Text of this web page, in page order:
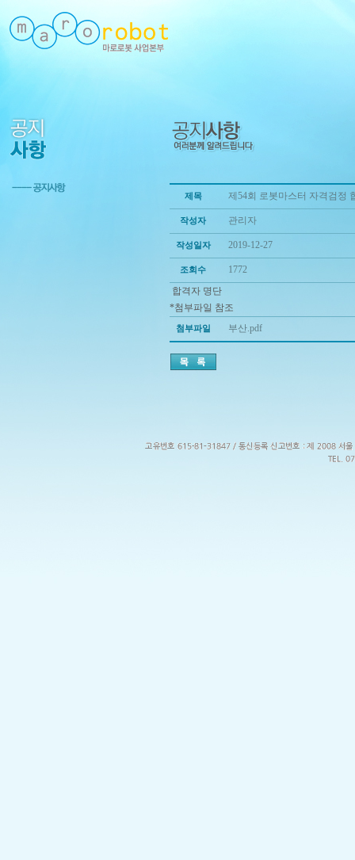
제목 제54회 로봇마스터 자격검정
작성자 관리자
작성일자 2019-12-27
조회수
1772
합격자 명단
*첨부파일 참조
첨부파일 부산.pdf